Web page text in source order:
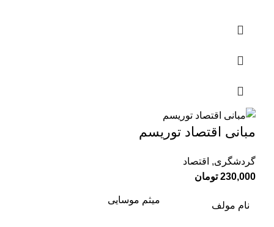
مبانی اقتصاد توریسم
گردشگری, اقتصاد
230,000 تومان
نام مولف
میثم موسایی